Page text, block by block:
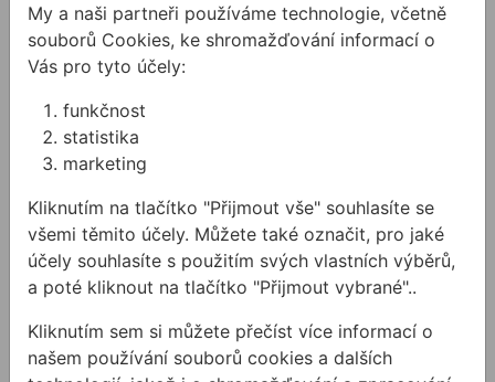
Páska NORSEAL 2521 3x50mm 30m še
dá
Kód: PA47303050
50,18 Kč
Kód: PA47303055
Páska NORSEAL 2521 3x60mm 30m še
Páska NORSEAL 2521 3x100mm 30m š
edá
99,90 Kč
Páska NORSEAL 2521 4,5x9mm 20m še
dá
10,51 Kč
Páska NORSEAL 2521 4,5x10mm 20m š
edá
PA47304010
12,18 Kč
My a naši partneři používáme technologie, včetně
souborů Cookies, ke shromažďování informací o
Vás pro tyto účely:
funkčnost
statistika
marketing
Kliknutím na tlačítko "Přijmout vše" souhlasíte se
všemi těmito účely. Můžete také označit, pro jaké
účely souhlasíte s použitím svých vlastních výběrů,
a poté kliknout na tlačítko "Přijmout vybrané"..
Kliknutím sem si můžete přečíst více informací o
našem používání souborů cookies a dalších